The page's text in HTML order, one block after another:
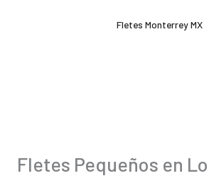
Fletes Monterrey MX
Fletes Pequeños en